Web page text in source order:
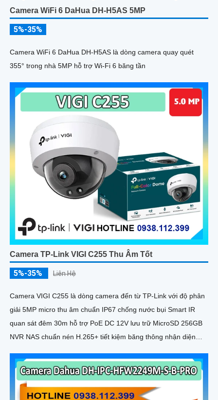
Camera WiFi 6 DaHua DH-H5AS 5MP
5%-35%
Camera WiFi 6 DaHua DH-H5AS là dòng camera quay quét
355° trong nhà 5MP hỗ trợ Wi-Fi 6 băng tần
Camera TP-Link VIGI C255 Thu Âm Tốt
5%-35% Liên Hệ
Camera VIGI C255 là dòng camera đến từ TP-Link với độ phân
giải 5MP micro thu âm chuẩn IP67 chống nước bụi Smart IR
quan sát đêm 30m hỗ trợ PoE DC 12V lưu trữ MicroSD 256GB
NVR NAS chuẩn nén H.265+ tiết kiệm băng thông nhận diện
App VIGI Manager trình duyệt web giám sát sắc nét